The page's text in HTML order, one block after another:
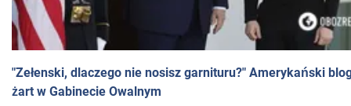
"Zełenski, dlaczego nie nosisz garnituru?" Amerykański
żart w Gabinecie Owalnym